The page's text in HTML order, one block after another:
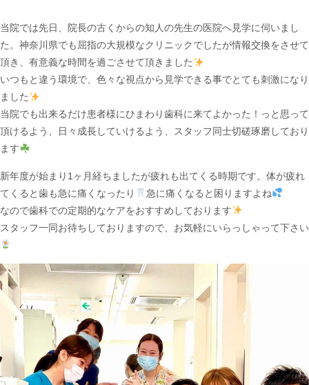
当院では先日、院長の古くからの知人の先生の医院へ見学に伺いまし
た。神奈川県でも屈指の大規模なクリニックでしたが情報交換をさせて
頂き、有意義な時間を過ごさせて頂きました
いつもと違う環境で、色々な視点から見学できる事でとても刺激になり
ました
当院でも出来るだけ患者様にひまわり歯科に来てよかった！っと思って
頂けるよう、日々成長していけるよう、スタッフ同士切磋琢磨しており
ます
新年度が始まり1ヶ月経ちましたが疲れも出てくる時期です。体が疲れ
てくると歯も急に痛くなったり
急に痛くなると困りますよね
なので歯科での定期的なケアをおすすめしております
スタッフ一同お待ちしておりますので、お気軽にいらっしゃって下さい